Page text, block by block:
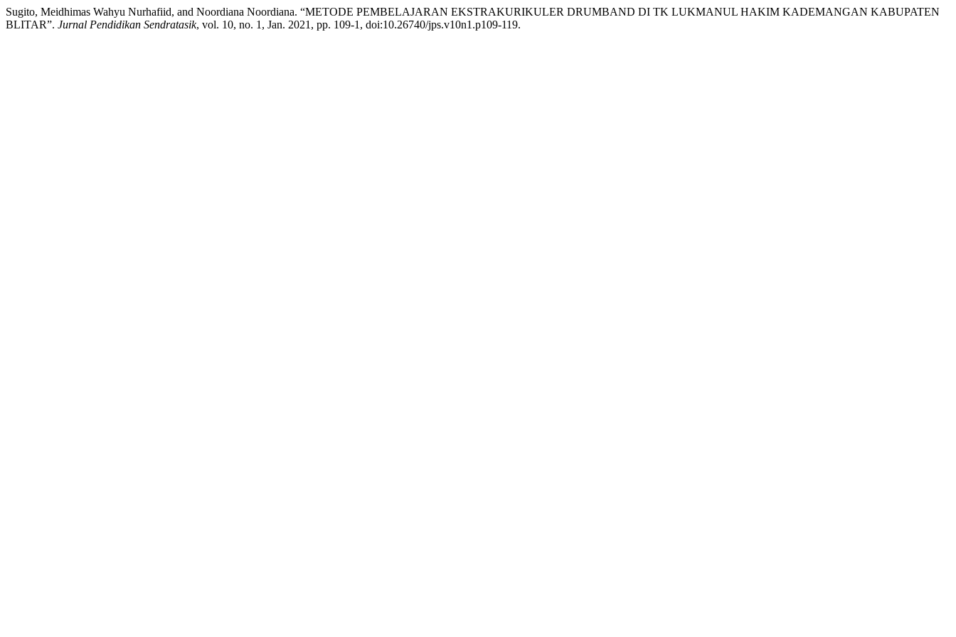
Sugito, Meidhimas Wahyu Nurhafiid, and Noordiana Noordiana. “METODE PEMBELAJARAN EKSTRAKURIKULER DRUMBAND DI TK LUKMANUL HAKIM KADEMANGAN KABUPATEN
BLITAR”. Jurnal Pendidikan Sendratasik, vol. 10, no. 1, Jan. 2021, pp. 109-1, doi:10.26740/jps.v10n1.p109-119.